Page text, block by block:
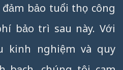
bảo tuổi thọ công
bảo trì sau này. Với
kinh nghiệm và quy